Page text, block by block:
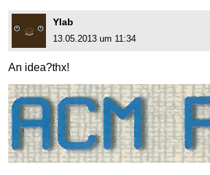
Ylab
13.05.2013 um 11:34
An idea?thx!